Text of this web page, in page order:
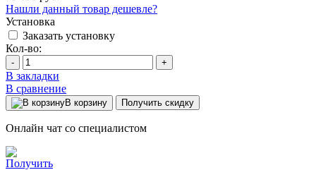
Нашли данный товар дешевле?
Установка
Заказать установку
Кол-во:
- +
В закладки
В сравнение
В корзину Получить скидку
Онлайн чат со специалистом